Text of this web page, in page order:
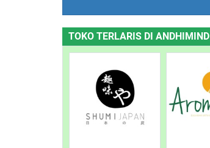
TOKO TERLARIS DI ANDHIMIND